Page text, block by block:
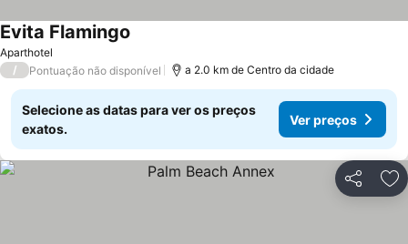
Aparthotel
Evita Flamingo
/ Pontuação não disponível a 2.0 km de Centro da cidade
Selecione as datas para ver os preços
exatos.
Ver preços
Partilhar